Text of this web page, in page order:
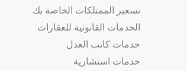
تسعير الممتلكات الخاصة بك
الخدمات القانونية للعقارات
خدمات كاتب العدل
خدمات استشارية